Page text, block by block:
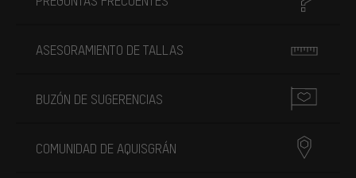
ASESORAMIENTO DE TALLAS
BUZÓN DE SUGERENCIAS
COMUNIDAD DE AQUISGRÁN